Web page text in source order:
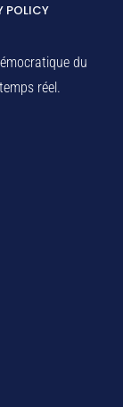
POLICY
du
réel.